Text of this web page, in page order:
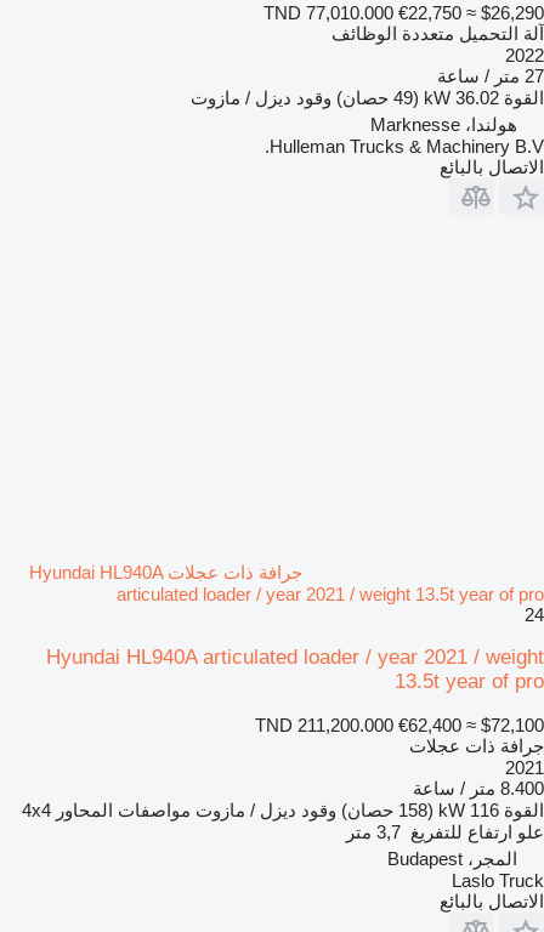
TND 77,010.000 €22,750 ≈ $26,290
آلة التحميل متعددة الوظائف
2022
27 متر / ساعة
القوة 36.02 kW (49 حصان) وقود ديزل / مازوت
هولندا، Marknesse
Hulleman Trucks & Machinery B.V.
الاتصال بالبائع
جرافة ذات عجلات Hyundai HL940A
articulated loader / year 2021 / weight 13.5t year of pro
24
Hyundai HL940A articulated loader / year 2021 / weight
13.5t year of pro
TND 211,200.000 €62,400 ≈ $72,100
جرافة ذات عجلات
2021
8.400 متر / ساعة
القوة 116 kW (158 حصان) وقود ديزل / مازوت مواصفات المحاور 4x4
علو ارتفاع للتفريغ 3,7 متر
المجر، Budapest
Laslo Truck
الاتصال بالبائع